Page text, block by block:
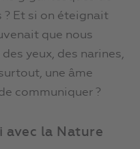
? Et si on éteignait
que nous
yeux, des narines,
une âme
communiquer ?
avec la Nature